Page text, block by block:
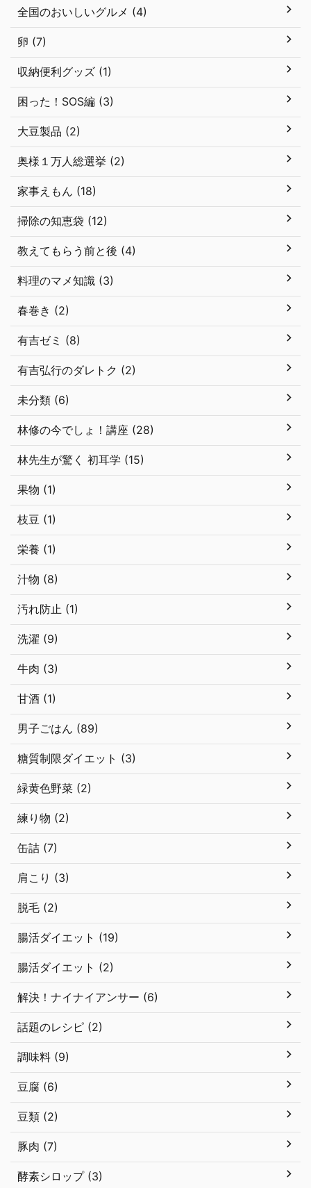
全国のおいしいグルメ (4)
卵 (7)
収納便利グッズ (1)
困った！SOS編 (3)
大豆製品 (2)
奥様１万人総選挙 (2)
家事えもん (18)
掃除の知恵袋 (12)
教えてもらう前と後 (4)
料理のマメ知識 (3)
春巻き (2)
有吉ゼミ (8)
有吉弘行のダレトク (2)
未分類 (6)
林修の今でしょ！講座 (28)
林先生が驚く 初耳学 (15)
果物 (1)
枝豆 (1)
栄養 (1)
汁物 (8)
汚れ防止 (1)
洗濯 (9)
牛肉 (3)
甘酒 (1)
男子ごはん (89)
糖質制限ダイエット (3)
緑黄色野菜 (2)
練り物 (2)
缶詰 (7)
肩こり (3)
脱毛 (2)
腸活ダイエット (19)
腸活ダイエット (2)
解決！ナイナイアンサー (6)
話題のレシピ (2)
調味料 (9)
豆腐 (6)
豆類 (2)
豚肉 (7)
酵素シロップ (3)